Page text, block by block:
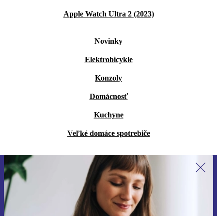
Apple Watch Ultra 2 (2023)
Novinky
Elektrobicykle
Konzoly
Domácnosť
Kuchyne
Veľké domáce spotrebiče
Prihláste sa prvýkrát na newsletter!
Už nikdy nezmeškajte ponuku.